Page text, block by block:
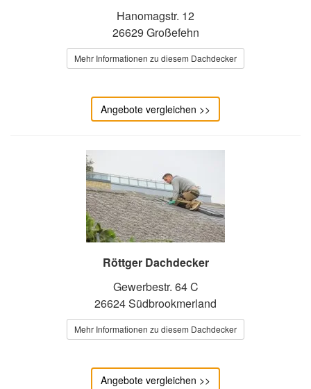
Hanomagstr. 12
26629 Großefehn
Mehr Informationen zu diesem Dachdecker
Angebote vergleichen >>
Röttger Dachdecker
Gewerbestr. 64 C
26624 Südbrookmerland
Mehr Informationen zu diesem Dachdecker
Angebote vergleichen >>